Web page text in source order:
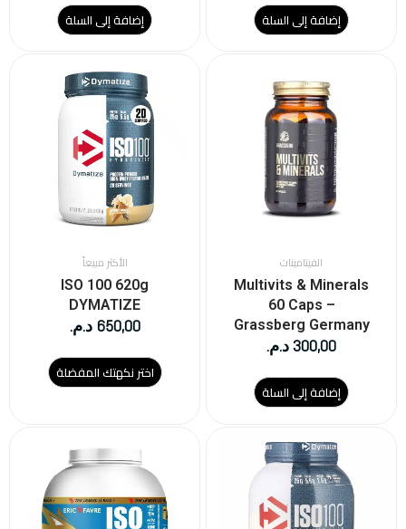
إضافة إلى السلة إضافة إلى السلة
الفيتامينات
Multivits & Minerals
60 Caps –
Grassberg Germany
300,00د.م.
إضافة إلى السلة
الأكثر مبيعاً
ISO 100 620g
DYMATIZE
650,00 د.م.
اختر نكهتك المفضلة
الأشكال
المختلفة